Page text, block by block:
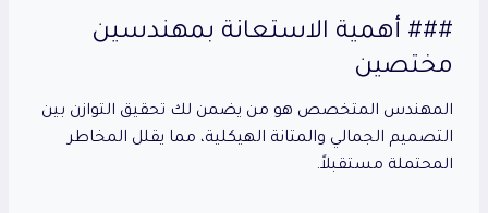
### أهمية الاستعانة بمهندسين
مختصين
المهندس المتخصص هو من يضمن لك تحقيق التوازن بين
التصميم الجمالي والمتانة الهيكلية، مما يقلل المخاطر
المحتملة مستقبلاً.